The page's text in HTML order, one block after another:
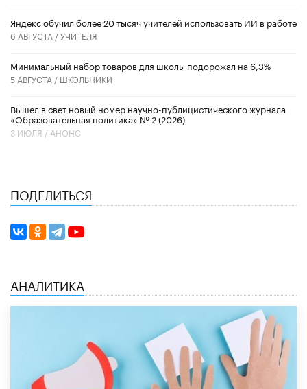
​Яндекс обучил более 20 тысяч учителей использовать ИИ в работе
6 АВГУСТА /УЧИТЕЛЯ
Минимальный набор товаров для школы подорожал на 6,3%
5 АВГУСТА / ШКОЛЬНИКИ
Вышел в свет новый номер научно-публицистического журнала
«Образовательная политика» № 2 (2026)
3 ИЮЛЯ / АНОНС
ПОДЕЛИТЬСЯ
АНАЛИТИКА